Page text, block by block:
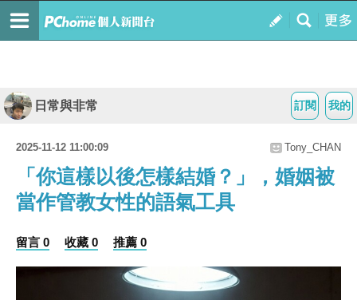
我的
訂閱
日常與非常
2025-11-12 11:00:09 Tony_CHAN
「你這樣以後怎樣結婚？」，婚姻被
當作管教女性的語氣工具
留言 0 收藏 0 推薦 0